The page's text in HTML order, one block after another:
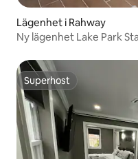
Lägenhet i Rahway
Ny lägenhet Lake Park
Superhost
Superhost